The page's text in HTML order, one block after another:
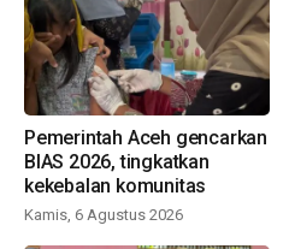
Pemerintah Aceh gencarkan
BIAS 2026, tingkatkan
kekebalan komunitas
Kamis, 6 Agustus 2026